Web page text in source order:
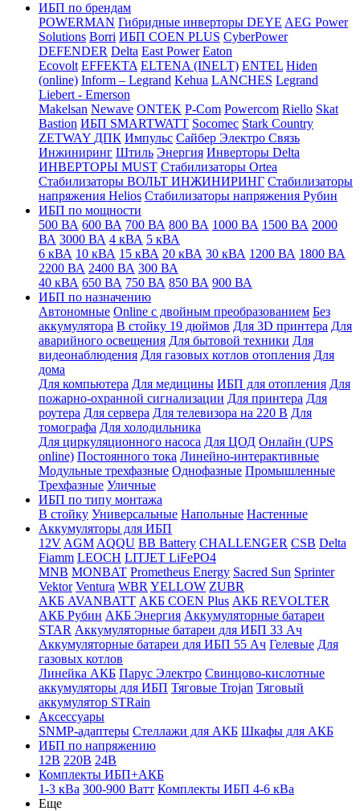
ИБП по брендам
POWERMAN Гибридные инверторы DEYE AEG Power
Solutions Borri ИБП COEN PLUS CyberPower
DEFENDER Delta East Power Eaton
Ecovolt EFFEKTA ELTENA (INELT) ENTEL Hiden
(online) Inform – Legrand Kehua LANCHES Legrand
Liebert - Emerson
Makelsan Newave ONTEK P-Com Powercom Riello Skat
Bastion ИБП SMARTWATT Socomec Stark Country
ZETWAY ДПК Импульс Сайбер Электро Связь
Инжиниринг Штиль Энергия Инверторы Delta
ИНВЕРТОРЫ MUST Стабилизаторы Ortea
Стабилизаторы ВОЛЬТ ИНЖИНИРИНГ Стабилизаторы
напряжения Helios Стабилизаторы напряжения Рубин
ИБП по мощности
500 ВА 600 ВА 700 ВА 800 ВА 1000 ВА 1500 ВА 2000
ВА 3000 ВА 4 кВА 5 кВА
6 кВА 10 кВА 15 кВА 20 кВА 30 кВА 1200 ВА 1800 ВА
2200 ВА 2400 ВА 300 ВА
40 кВА 650 ВА 750 ВА 850 ВА 900 ВА
ИБП по назначению
Автономные Online с двойным преобразованием Без
аккумулятора В стойку 19 дюймов Для 3D принтера Для
аварийного освещения Для бытовой техники Для
видеонаблюдения Для газовых котлов отопления Для
дома
Для компьютера Для медицины ИБП для отопления Для
пожарно-охранной сигнализации Для принтера Для
роутера Для сервера Для телевизора на 220 В Для
томографа Для холодильника
Для циркуляционного насоса Для ЦОД Онлайн (UPS
online) Постоянного тока Линейно-интерактивные
Модульные трехфазные Однофазные Промышленные
Трехфазные Уличные
ИБП по типу монтажа
В стойку Универсальные Напольные Настенные
Аккумуляторы для ИБП
12V AGM AQQU BB Battery CHALLENGER CSB Delta
Fiamm LEOCH LITJET LiFePO4
MNB MONBAT Prometheus Energy Sacred Sun Sprinter
Vektor Ventura WBR YELLOW ZUBR
АКБ AVANBATT АКБ COEN Plus АКБ REVOLTER
АКБ Рубин АКБ Энергия Аккумуляторные батареи
STAR Аккумуляторные батареи для ИБП 33 Ач
Аккумуляторные батареи для ИБП 55 Ач Гелевые Для
газовых котлов
Линейка АКБ Парус Электро Свинцово-кислотные
аккумуляторы для ИБП Тяговые Trojan Тяговый
аккумулятор STRain
Аксессуары
SNMP-адаптеры Стеллажи для АКБ Шкафы для АКБ
ИБП по напряжению
12В 220В 24В
Комплекты ИБП+АКБ
1-3 кВа 300-900 Ватт Комплекты ИБП 4-6 кВа
Еще